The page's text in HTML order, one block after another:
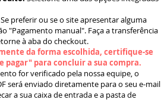
Se preferir ou se o site apresentar alguma
"Pagamento manual". Faça a transferência
à aba do checkout.
da forma escolhida, certifique-se
pagar" para concluir a sua compra.
for verificado pela nossa equipe, o
será enviado diretamente para o seu e-mail
a sua caixa de entrada e a pasta de